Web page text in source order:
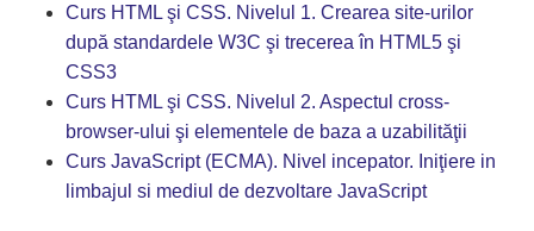
Curs HTML şi CSS. Nivelul 1. Crearea site-urilor
după standardele W3C şi trecerea în HTML5 şi
CSS3
Curs HTML şi CSS. Nivelul 2. Aspectul cross-
browser-ului şi elementele de baza a uzabilităţii
Curs JavaScript (ECMA). Nivel incepator. Iniţiere in
limbajul si mediul de dezvoltare JavaScript